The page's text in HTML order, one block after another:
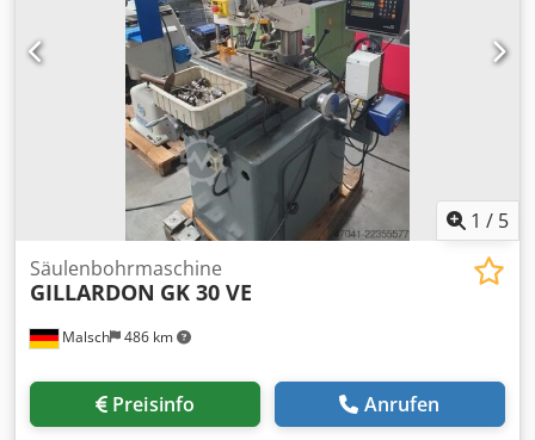
1 / 5
Malsch 486 km
Säulenbohrmaschine
GILLARDON GK 30 VE
Preisinfo Anrufen